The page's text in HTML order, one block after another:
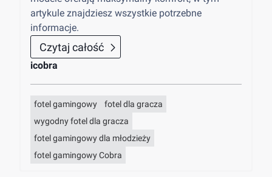
artykule znajdziesz wszystkie potrzebne
informacje.
Czytaj całość
icobra
fotel gamingowy
fotel dla gracza
wygodny fotel dla gracza
fotel gamingowy dla młodzieży
fotel gamingowy Cobra